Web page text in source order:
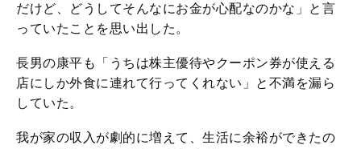
だけど、どうしてそんなにお金が心配なのかな」と言
っていたことを思い出した。
長男の康平も「うちは株主優待やクーポン券が使える
店にしか外食に連れて行ってくれない」と不満を漏ら
していた。
我が家の収入が劇的に増えて、生活に余裕ができたの